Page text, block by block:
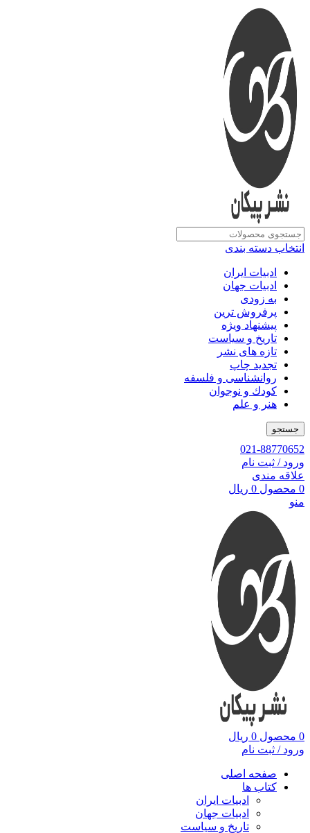
انتخاب دسته بندی
ادبیات ایران
ادبیات جهان
به زودی
پرفروش ترین
پیشنهاد ویژه
تاریخ و سیاست
تازه های نشر
تجدید چاپ
روانشناسی و فلسفه
کودك و نوجوان
هنر و علم
جستجو
021-88770652
ورود / ثبت نام
علاقه مندی
0 محصول 0 ریال
منو
0 محصول 0 ریال
ورود / ثبت نام
صفحه اصلی
کتاب ها
ادبیات ایران
ادبیات جهان
تاریخ و سیاست